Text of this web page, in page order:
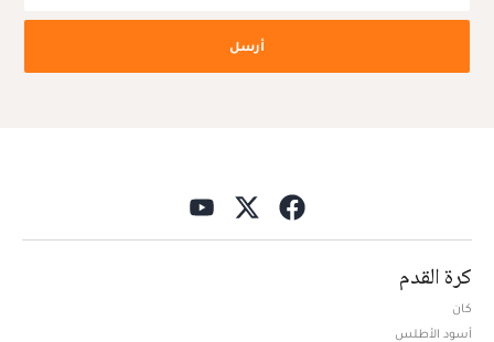
أرسل
كرة القدم
كان
أسود الأطلس